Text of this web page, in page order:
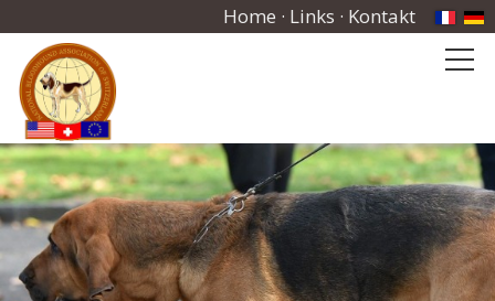
Home · Links · Kontakt